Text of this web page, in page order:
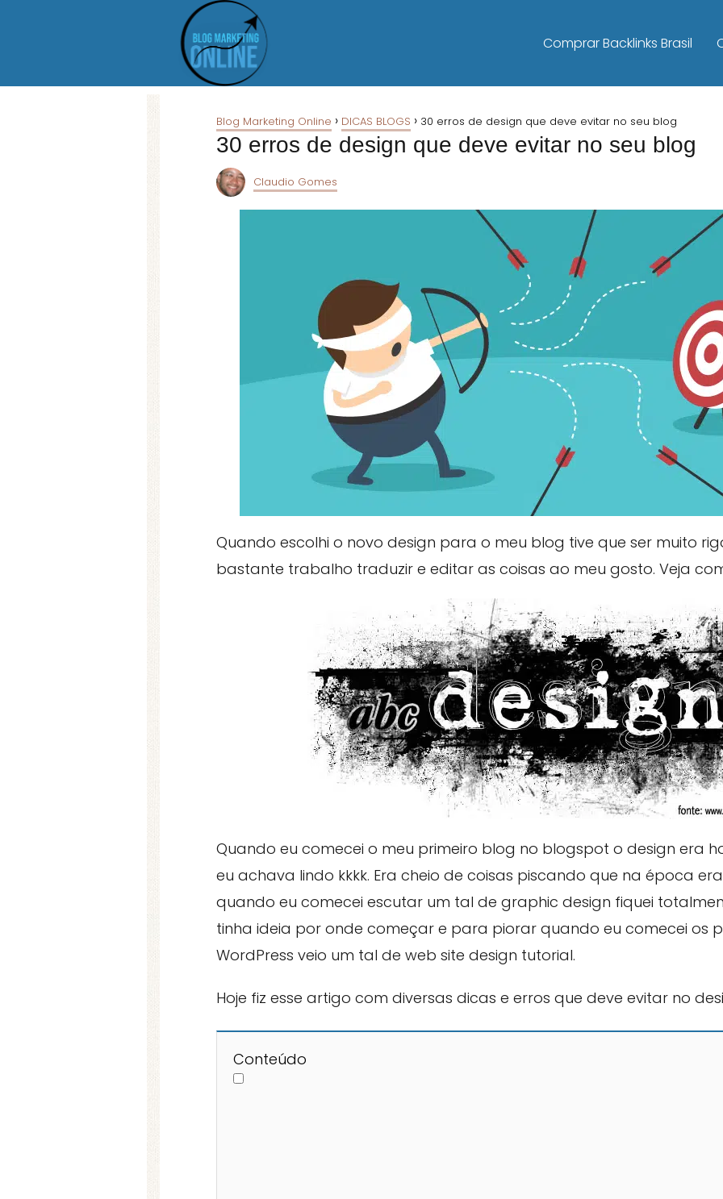
Comprar Backlinks Brasil
Blog Marketing Online DICAS BLOGS 30 erros de design que deve evitar no seu blog
30 erros de design que deve evitar no seu blog
Claudio Gomes
Quando escolhi o novo design para o meu blog tive que ser muito
bastante trabalho traduzir e editar as coisas ao meu gosto. Veja
Quando eu comecei o meu primeiro blog no blogspot o design era
eu achava lindo kkkk. Era cheio de coisas piscando que na época
quando eu comecei escutar um tal de graphic design fiquei
tinha ideia por onde começar e para piorar quando eu comecei os
WordPress veio um tal de web site design tutorial.
Hoje fiz esse artigo com diversas dicas e erros que deve evitar no
Conteúdo